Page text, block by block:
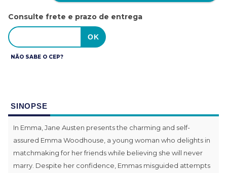
Consulte frete e prazo de entrega
NÃO SABE O CEP?
SINOPSE
In Emma, Jane Austen presents the charming and self-
assured Emma Woodhouse, a young woman who delights in
matchmaking for her friends while believing she will never
marry. Despite her confidence, Emmas misguided attempts